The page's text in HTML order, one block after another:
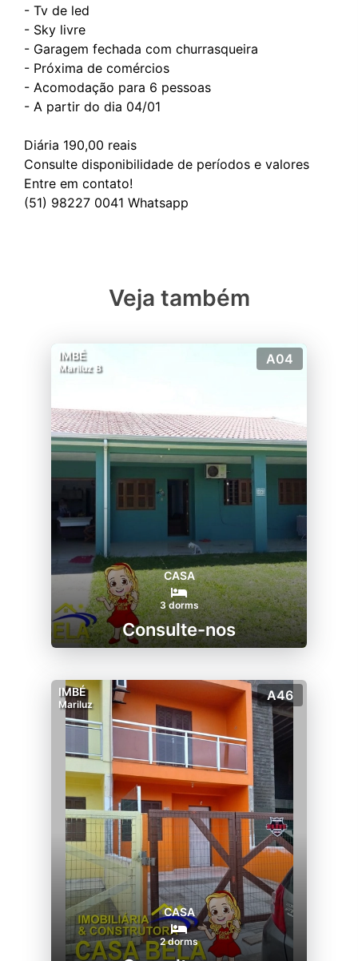
- Tv de led
- Sky livre
- Garagem fechada com churrasqueira
- Próxima de comércios
- Acomodação para 6 pessoas
- A partir do dia 04/01
Diária 190,00 reais
Consulte disponibilidade de períodos e valores
Entre em contato!
Veja também
IMBÉ
Mariluz B
A04
CASA
3 dorms
Consulte-nos
IMBÉ
Mariluz
A46
CASA
2 dorms